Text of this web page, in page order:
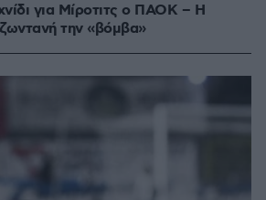
για Μίροτιτς ο ΠΑΟΚ – Η
την «βόμβα»